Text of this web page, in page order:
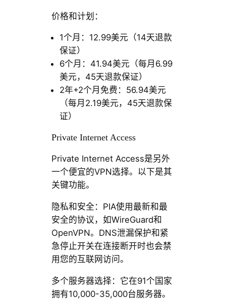
价格和计划：
1个月：12.99美元（14天退款
保证）
6个月：41.94美元（每月6.99
美元，45天退款保证）
2年+2个月免费：56.94美元
（每月2.19美元，45天退款保
证）
Private Internet Access
Private Internet Access是另外
一个便宜的VPN选择。以下是其
关键功能。
隐私和安全：PIA使用最新和最
安全的协议，如WireGuard和
OpenVPN。DNS泄漏保护和紧
急停止开关在连接断开时也会禁
用您的互联网访问。
多个服务器选择：它在91个国家
拥有10,000-35,000台服务器。